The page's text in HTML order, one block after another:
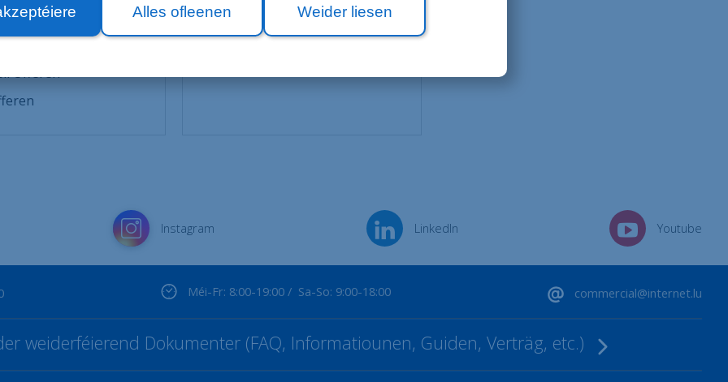
Alles ofleenen Weider liesen
ons
Offeren
Instagram LinkedIn Youtube
Méi-Fr: 8:00-19:00 / Sa-So: 9:00-18:00 commercial@internet.lu
weiderféierend Dokumenter (FAQ, Informatiounen, Guiden, Verträg, etc.)